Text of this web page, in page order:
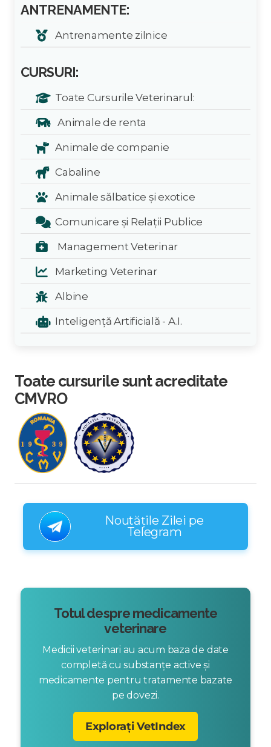
ANTRENAMENTE:
Antrenamente zilnice
CURSURI:
Toate Cursurile Veterinarul:
Animale de renta
Animale de companie
Cabaline
Animale sălbatice și exotice
Comunicare și Relații Publice
Management Veterinar
Marketing Veterinar
Albine
Inteligență Artificială - A.I.
Toate cursurile sunt acreditate
CMVRO
Noutățile Zilei pe
Telegram
Totul despre medicamente
veterinare
Medicii veterinari au acum baza de date
completă cu substanțe active și
medicamente pentru tratamente bazate
pe dovezi.
Explorați VetIndex